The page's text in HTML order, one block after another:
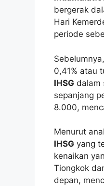
bergerak
Hari
periode
0,41% atau
IHSG dalam
sepanjang
8.000,
Menurut
IHSG yang
kenaikan
Tiongkok
depan,